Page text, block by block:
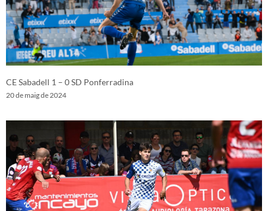
CE Sabadell 1 – 0 SD Ponferradina
20 de maig de 2024